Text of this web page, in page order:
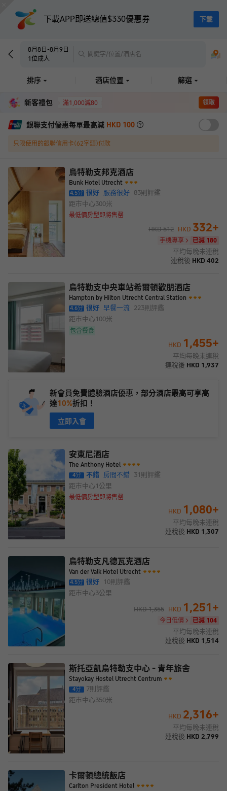
下載APP即送總值$330優惠券 下載
8月8日 -8月9日
1位成人
關鍵字/位置/酒店名
排序 酒店位置 篩選
新客禮包 滿1,000減80 領取
銀聯支付優惠每單最高減 HKD 100
只限使用的銀聯信用卡(62字頭)付款
烏特勒支邦克酒店
Bunk Hotel Utrecht
4.5分 很好 服務很好 83則評鑑
距市中心300米
最低價房型即將售罄
HKD512 HKD 332+
手機專享 已減 180
平均每晚未連稅
連稅後 HKD 402
烏特勒支中央車站希爾頓歡朋酒店
Hampton by Hilton Utrecht Central Station
4.6分 很好 早餐一流 223則評鑑
距市中心 100米
包含餐食
HKD 1,455+
平均每晚未連稅
連稅後 HKD 1,937
新會員免費體驗酒店優惠，部分酒店最高可享高
達10%折扣！
立即入會
安東尼酒店
The Anthony Hotel
4分 不錯 房間不錯 31 則評鑑
距市中心 1公里
最低價房型即將售罄
HKD 1,080+
平均每晚未連稅
連稅後 HKD 1,307
烏特勒支凡德瓦克酒店
Van der Valk Hotel Utrecht
4.5分 很好 10則評鑑
距市中心3公里
HKD1,355 HKD 1,251+
今日低價 已減 104
平均每晚未連稅
連稅後 HKD 1,514
斯托亞凱烏特勒支中心 - 青年旅舍
Stayokay Hostel Utrecht Centrum
4分 7則評鑑
距市中心350米
HKD 2,316+
平均每晚未連稅
連稅後 HKD 2,799
卡爾頓總統飯店
Carlton President Hotel